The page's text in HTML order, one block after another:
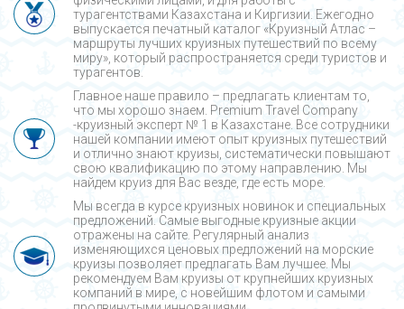
турагентствами Казахстана и Киргизии. Ежегодно
выпускается печатный каталог «Круизный Атлас –
маршруты лучших круизных путешествий по всему
миру», который распространяется среди туристов и
турагентов.
Главное наше правило – предлагать клиентам то,
что мы хорошо знаем. Premium Travel Company
-круизный эксперт № 1 в Казахстане. Все сотрудники
нашей компании имеют опыт круизных путешествий
и отлично знают круизы, систематически повышают
свою квалификацию по этому направлению. Мы
найдем круиз для Вас везде, где есть море.
Мы всегда в курсе круизных новинок и специальных
предложений. Самые выгодные круизные акции
отражены на сайте. Регулярный анализ
изменяющихся ценовых предложений на морские
круизы позволяет предлагать Вам лучшее. Мы
рекомендуем Вам круизы от крупнейших круизных
компаний в мире, с новейшим флотом и самыми